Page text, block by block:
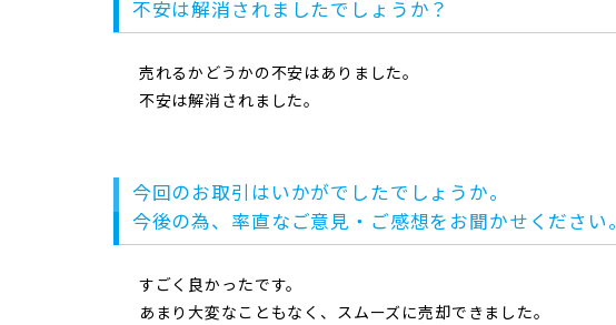
不安は解消されましたでしょうか？
売れるかどうかの不安はありました。
不安は解消されました。
今回のお取引はいかがでしたでしょうか。
今後の為、率直なご意見・ご感想をお聞かせください。
すごく良かったです。
あまり大変なこともなく、スムーズに売却できました。